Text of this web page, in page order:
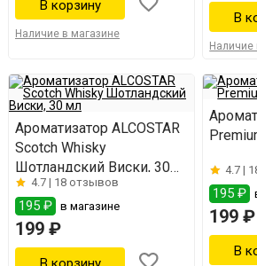
Наличие в магазине
Наличие
Ароматизатор ALCOSTAR
Scotch Whisky
Шотландский Виски, 30
мл4.7 | 18 отзывов
195 ₽ в магазине
199 ₽
4.7 |
195 ₽
199 ₽